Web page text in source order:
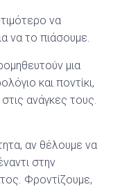
να
να το πιάσουμε.
μια
και ποντίκι,
ανάγκες τους.
αν θέλουμε να
στην
Φροντίζουμε,